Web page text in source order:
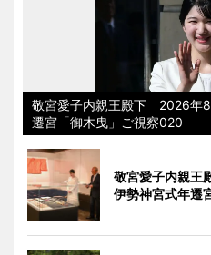
敬宮愛子内親王殿下 2026年
遷宮「御木曳」ご視察020
敬宮愛子内親
伊勢神宮式年遷